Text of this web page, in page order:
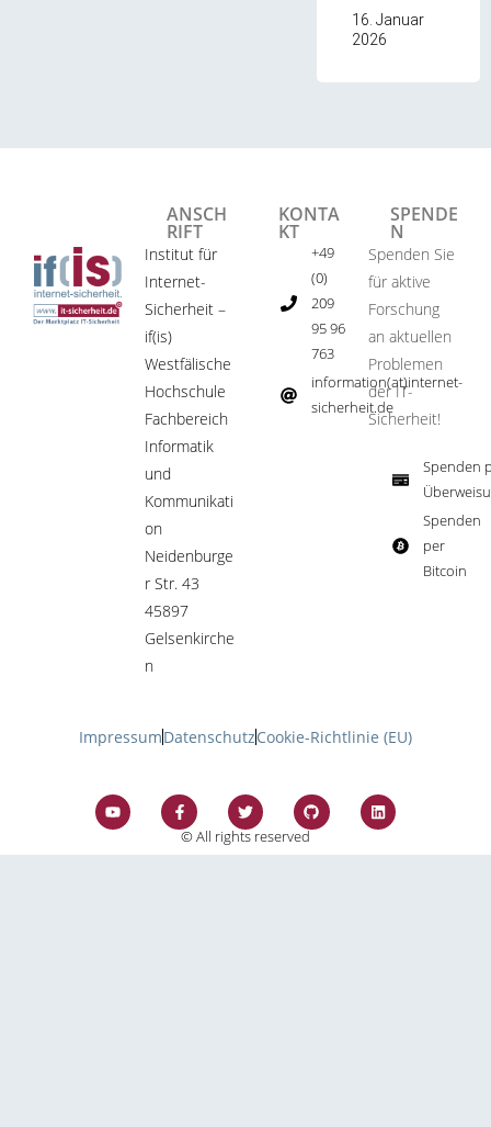
16. Januar
2026
ANSCH
RIFT
Institut für
Internet-
Sicherheit –
if(is)
Westfälische
Hochschule
Fachbereich
Informatik
und
Kommunikati
on
Neidenburge
r Str. 43
45897
Gelsenkirche
n
KONTA
KT
+49
(0)
209
95 96
763
information(at)internet-
sicherheit.de ​
SPENDE
N
Spenden Sie
für aktive
Forschung
an aktuellen
Problemen
der IT-
Sicherheit!​
Spenden
Spenden
per
Bitcoin​
ImpressumDatenschutzCookie-Richtlinie (EU)
© All rights reserved